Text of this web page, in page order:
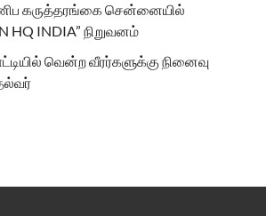
கருத்தரங்கை சென்னையில்
HQ INDIA” நிறுவனம்
வென்ற வீரர்களுக்கு நினைவு